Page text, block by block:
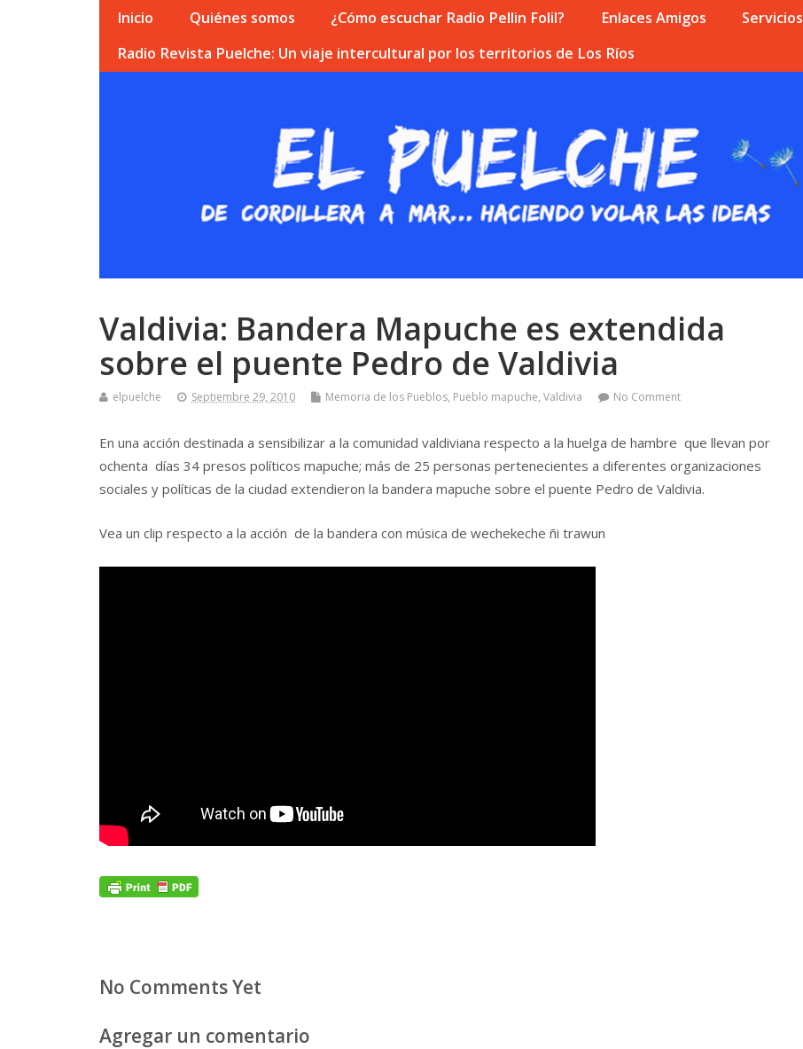
Inicio Quiénes somos ¿Cómo escuchar Radio Pellin Folil? Enlaces Amigos Servicios
Radio Revista Puelche: Un viaje intercultural por los territorios de Los Ríos
Valdivia: Bandera Mapuche es extendida
sobre el puente Pedro de Valdivia
elpuelche Septiembre 29, 2010 Memoria de los Pueblos, Pueblo mapuche, Valdivia No Comment
En una acción destinada a sensibilizar a la comunidad valdiviana respecto a la huelga de hambre que llevan por
ochenta días 34 presos políticos mapuche; más de 25 personas pertenecientes a diferentes organizaciones
sociales y políticas de la ciudad extendieron la bandera mapuche sobre el puente Pedro de Valdivia.
Vea un clip respecto a la acción de la bandera con música de wechekeche ñi trawun
No Comments Yet
Agregar un comentario